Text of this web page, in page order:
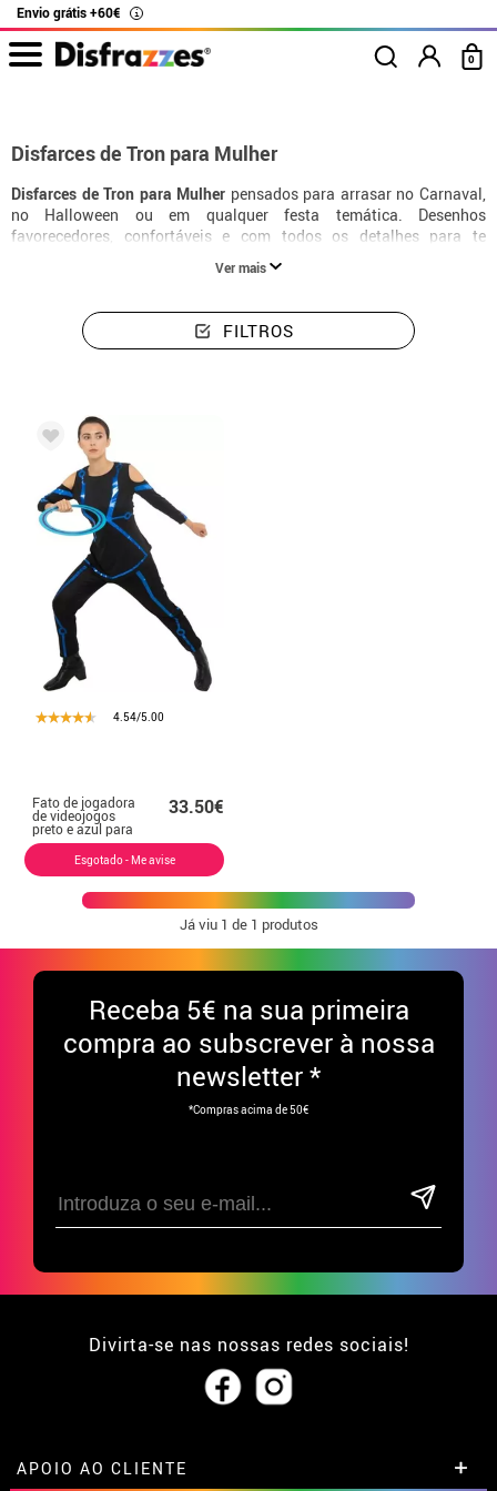
Envio grátis +60€ i
0
Disfarces de Tron para Mulher
Disfarces de Tron para Mulher pensados para arrasar no Carnaval,
no Halloween ou em qualquer festa temática. Desenhos
favorecedores, confortáveis e com todos os detalhes para te
transformares na tua personagem favorita.
Ver mais
FILTROS
4.54/5.00
Fato de jogadora
de videojogos
preto e azul para
mulher
33.50€
Esgotado - Me avise
Já viu 1 de 1 produtos
Receba 5€ na sua primeira
compra ao subscrever à nossa
newsletter *
*Compras acima de 50€
Divirta-se nas nossas redes sociais!
APOIO AO CLIENTE